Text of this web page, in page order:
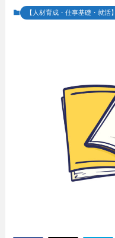
【人材育成・仕事基礎・就活】